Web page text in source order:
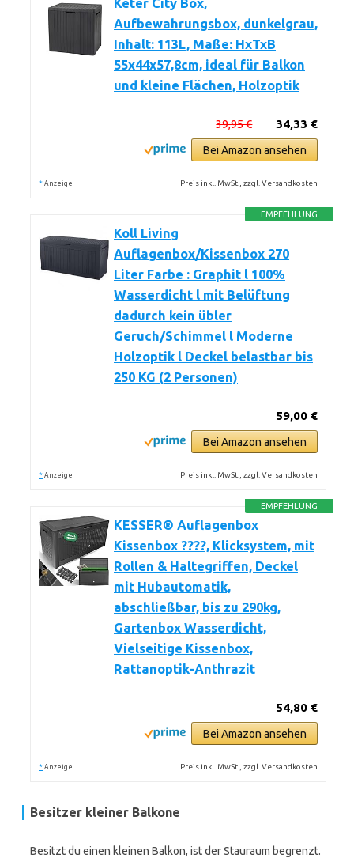
Keter City Box,
Aufbewahrungsbox, dunkelgrau,
Inhalt: 113L, Maße: HxTxB
55x44x57,8cm, ideal für Balkon
und kleine Flächen, Holzoptik
34,33 €
39,95 €
Bei Amazon ansehen
* Anzeige Preis inkl. MwSt., zzgl. Versandkosten
EMPFEHLUNG
Koll Living
Auflagenbox/Kissenbox 270
Liter Farbe : Graphit l 100%
Wasserdicht l mit Belüftung
dadurch kein übler
Geruch/Schimmel l Moderne
Holzoptik l Deckel belastbar bis
250 KG (2 Personen)
59,00 €
Bei Amazon ansehen
* Anzeige Preis inkl. MwSt., zzgl. Versandkosten
EMPFEHLUNG
KESSER® Auflagenbox
Kissenbox ????, Klicksystem, mit
Rollen & Haltegriffen, Deckel
mit Hubautomatik,
abschließbar, bis zu 290kg,
Gartenbox Wasserdicht,
Vielseitige Kissenbox,
Rattanoptik-Anthrazit
54,80 €
Bei Amazon ansehen
* Anzeige Preis inkl. MwSt., zzgl. Versandkosten
Besitzer kleiner Balkone
Besitzt du einen kleinen Balkon, ist der Stauraum begrenzt.